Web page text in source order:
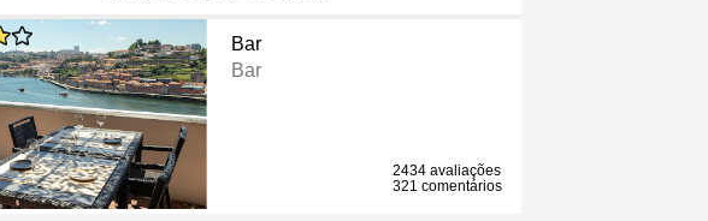
Bar
Bar
2434 avaliações
321 comentários